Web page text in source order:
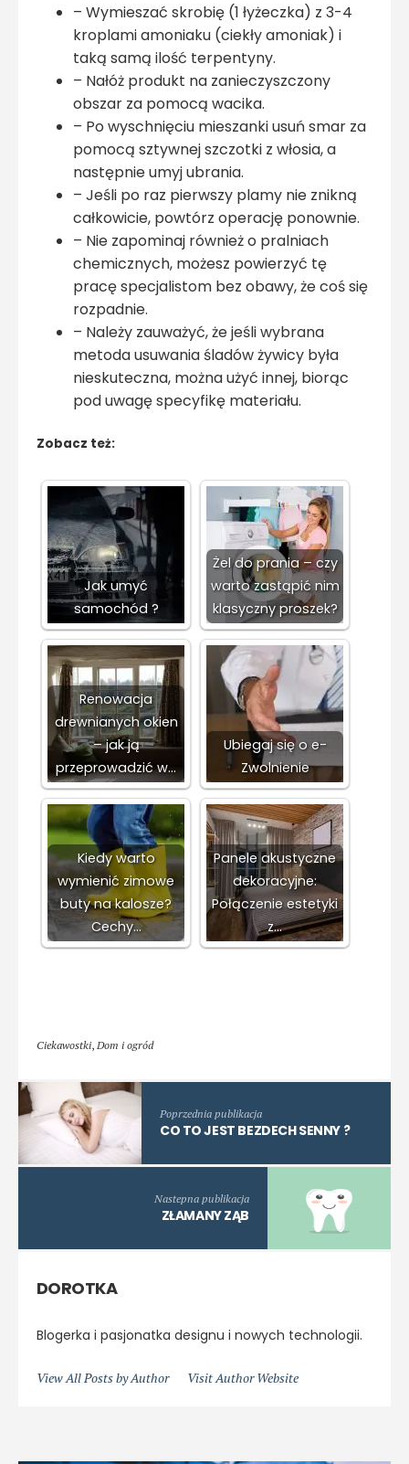
– Wymieszać skrobię (1 łyżeczka) z 3-4
kroplami amoniaku (ciekły amoniak) i
taką samą ilość terpentyny.
– Nałóż produkt na zanieczyszczony
obszar za pomocą wacika.
– Po wyschnięciu mieszanki usuń smar za
pomocą sztywnej szczotki z włosia, a
następnie umyj ubrania.
– Jeśli po raz pierwszy plamy nie znikną
całkowicie, powtórz operację ponownie.
– Nie zapominaj również o pralniach
chemicznych, możesz powierzyć tę
pracę specjalistom bez obawy, że coś się
rozpadnie.
– Należy zauważyć, że jeśli wybrana
metoda usuwania śladów żywicy była
nieskuteczna, można użyć innej, biorąc
pod uwagę specyfikę materiału.
Zobacz też:
Jak umyć
samochód ?
Żel do prania – czy
warto zastąpić nim
klasyczny proszek?
Renowacja
drewnianych okien
– jak ją
przeprowadzić w…
Ubiegaj się o e-
Zwolnienie
Kiedy warto
wymienić zimowe
buty na kalosze?
Cechy…
Panele akustyczne
dekoracyjne:
Połączenie estetyki
z…
Ciekawostki, Dom i ogród
Poprzednia publikacja
CO TO JEST BEZDECH SENNY ?
Nastepna publikacja
ZŁAMANY ZĄB
DOROTKA
Blogerka i pasjonatka designu i nowych technologii.
View All Posts by Author Visit Author Website